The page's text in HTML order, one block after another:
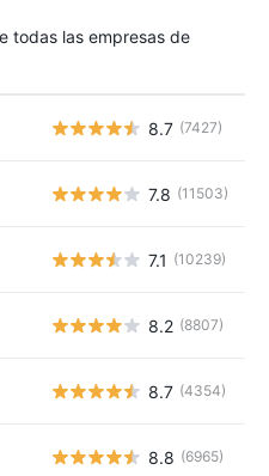
todas las empresas de
8.7 (7427)
7.8 (11503)
7.1 (10239)
8.2 (8807)
8.7 (4354)
8.8 (6965)